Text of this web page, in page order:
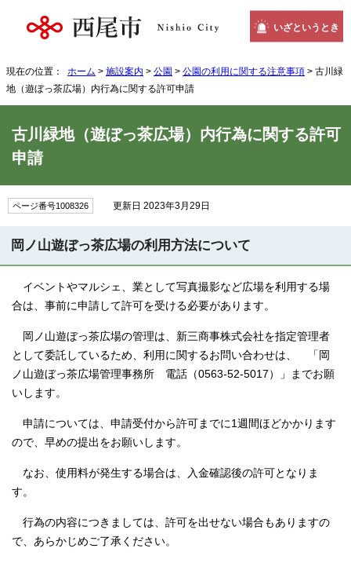
いざというとき
現在の位置： ホーム > 施設案内 > 公園 > 公園の利用に関する注意事項 > 古川緑
地（遊ぼっ茶広場）内行為に関する許可申請
古川緑地（遊ぼっ茶広場）内行為に関する許可
申請
ページ番号1008326 更新日 2023年3月29日
岡ノ山遊ぼっ茶広場の利用方法について
イベントやマルシェ、業として写真撮影など広場を利用する場
合は、事前に申請して許可を受ける必要があります。
岡ノ山遊ぼっ茶広場の管理は、新三商事株式会社を指定管理者
として委託しているため、利用に関するお問い合わせは、 「岡
ノ山遊ぼっ茶広場管理事務所 電話（0563-52-5017）」までお願
いします。
申請については、申請受付から許可までに1週間ほどかかります
ので、早めの提出をお願いします。
なお、使用料が発生する場合は、入金確認後の許可となりま
す。
行為の内容につきましては、許可を出せない場合もありますの
で、あらかじめご了承ください。